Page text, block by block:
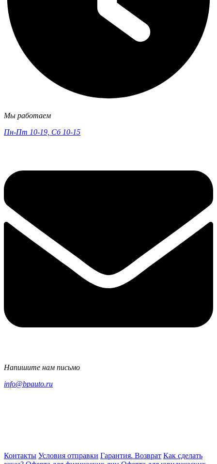
Мы работаем
Пн-Пт 10-19, Сб 10-15
Напишите нам письмо
info@bpauto.ru
Контакты Условия отправки Гарантия. Возврат Как сделать